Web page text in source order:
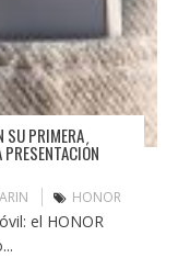
SU PRIMERA
HONOR
el HONOR